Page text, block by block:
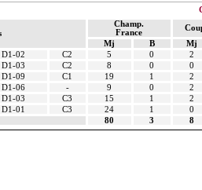
Champ.
France
Mj
B
Mj
D1-02 C2 5 0
2
D1-03 C2 8 0
0
D1-09 C1 19 1
2
D1-06 - 9 0
2
D1-03 C3 15 1
2
D1-01 C3 24 1
0
80 3 8